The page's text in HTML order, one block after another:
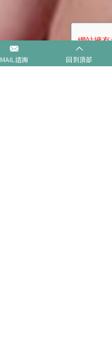
MAIL諮詢 回到頂部